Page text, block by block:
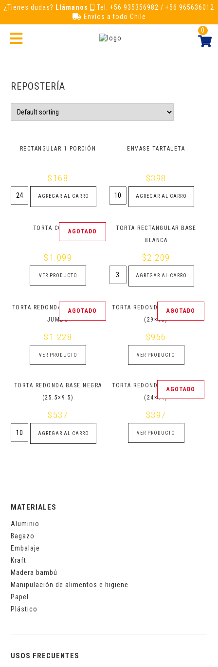
¿Tienes dudas? Llámanos
Tel: +56 935356982 / +56 965636012
Envíos a todo Chile
0
REPOSTERÍA
RECTANGULAR 1 PORCIÓN
$ 168
porción
AGREGAR AL CARRO
ENVASE TARTALETA
$398
tartaleta
quantity
AGREGAR AL CARRO
AGOTADO
TORTA CORAZÓN
$ 1.099
VER PRODUCTO
TORTA RECTANGULAR BASE
BLANCA
$2.209
rectangular
quantity
AGREGAR AL CARRO
AGOTADO
TORTA REDONDA BASE BLANCA
JUMBO
$ 1.228
VER PRODUCTO
AGOTADO
TORTA REDONDA BASE NEGRA
(29×13)
$956
VER PRODUCTO
TORTA REDONDA BASE NEGRA
(25.5×9.5)
$537
redonda
AGREGAR AL CARRO
AGOTADO
TORTA REDONDA BASE NEGRA
(24×11)
$397
VER PRODUCTO
MATERIALES
Aluminio
Bagazo
Embalaje
Kraft
Madera bambú
Manipulación de alimentos e higiene
Papel
Plástico
USOS FRECUENTES